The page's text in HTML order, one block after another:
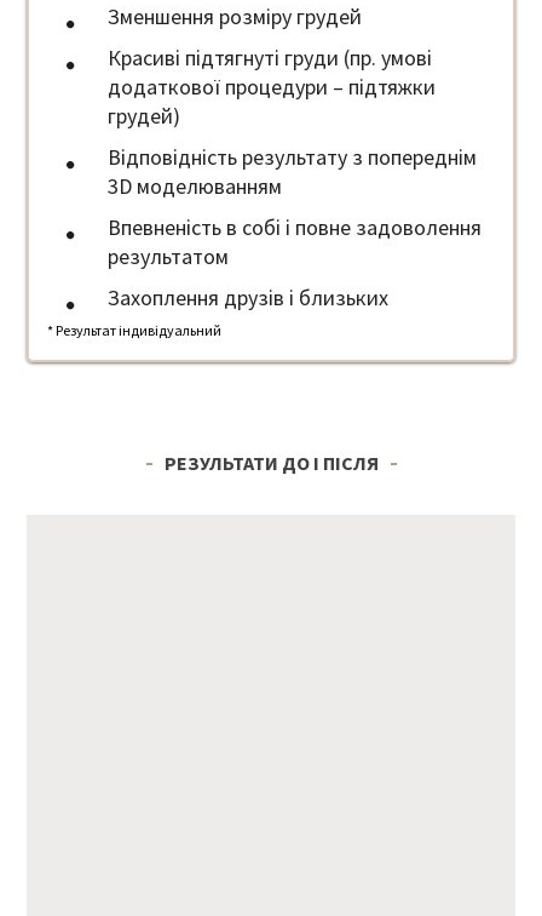
Зменшення розміру грудей
Красиві підтягнуті груди (пр. умові
додаткової процедури – підтяжки
грудей)
Відповідність результату з попереднім
3D моделюванням
Впевненість в собі і повне задоволення
результатом
Захоплення друзів і близьких
* Результат індивідуальний
РЕЗУЛЬТАТИ ДО І ПІСЛЯ